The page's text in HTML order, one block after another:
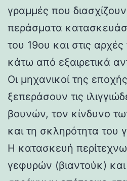
γραμμές που
περάσματα
του 19ου και στις
κάτω από εξαιρετικά
Οι μηχανικοί της
ξεπεράσουν τις
βουνών, τον κίνδυνο
και τη σκληρότητα του
Η κατασκευή
γεφυρών (βιαντούκ) και